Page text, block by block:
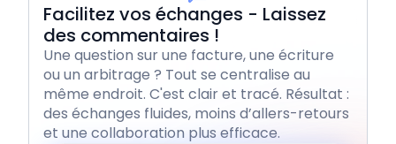
Facilitez vos échanges - Laissez
des commentaires !
Une question sur une facture, une écriture
ou un arbitrage ? Tout se centralise au
même endroit. C'est clair et tracé. Résultat :
des échanges fluides, moins d’allers-retours
et une collaboration plus efficace.